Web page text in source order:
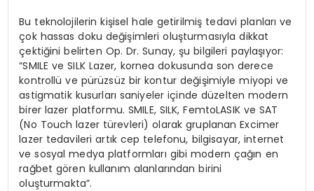
Bu teknolojilerin kişisel hale getirilmiş tedavi planları ve
çok hassas doku değişimleri oluşturmasıyla dikkat
çektiğini belirten Op. Dr. Sunay, şu bilgileri paylaşıyor:
“SMILE ve SILK Lazer, kornea dokusunda son derece
kontrollü ve pürüzsüz bir kontur değişimiyle miyopi ve
astigmatik kusurları saniyeler içinde düzelten modern
birer lazer platformu. SMILE, SILK, FemtoLASIK ve SAT
(No Touch lazer türevleri) olarak gruplanan Excimer
lazer tedavileri artık cep telefonu, bilgisayar, internet
ve sosyal medya platformları gibi modern çağın en
rağbet gören kullanım alanlarından birini
oluşturmakta”.